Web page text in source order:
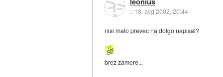
:: 18. avg 2002, 20:44
nisi malo prevec na dolgo napisal?
brez zamere...